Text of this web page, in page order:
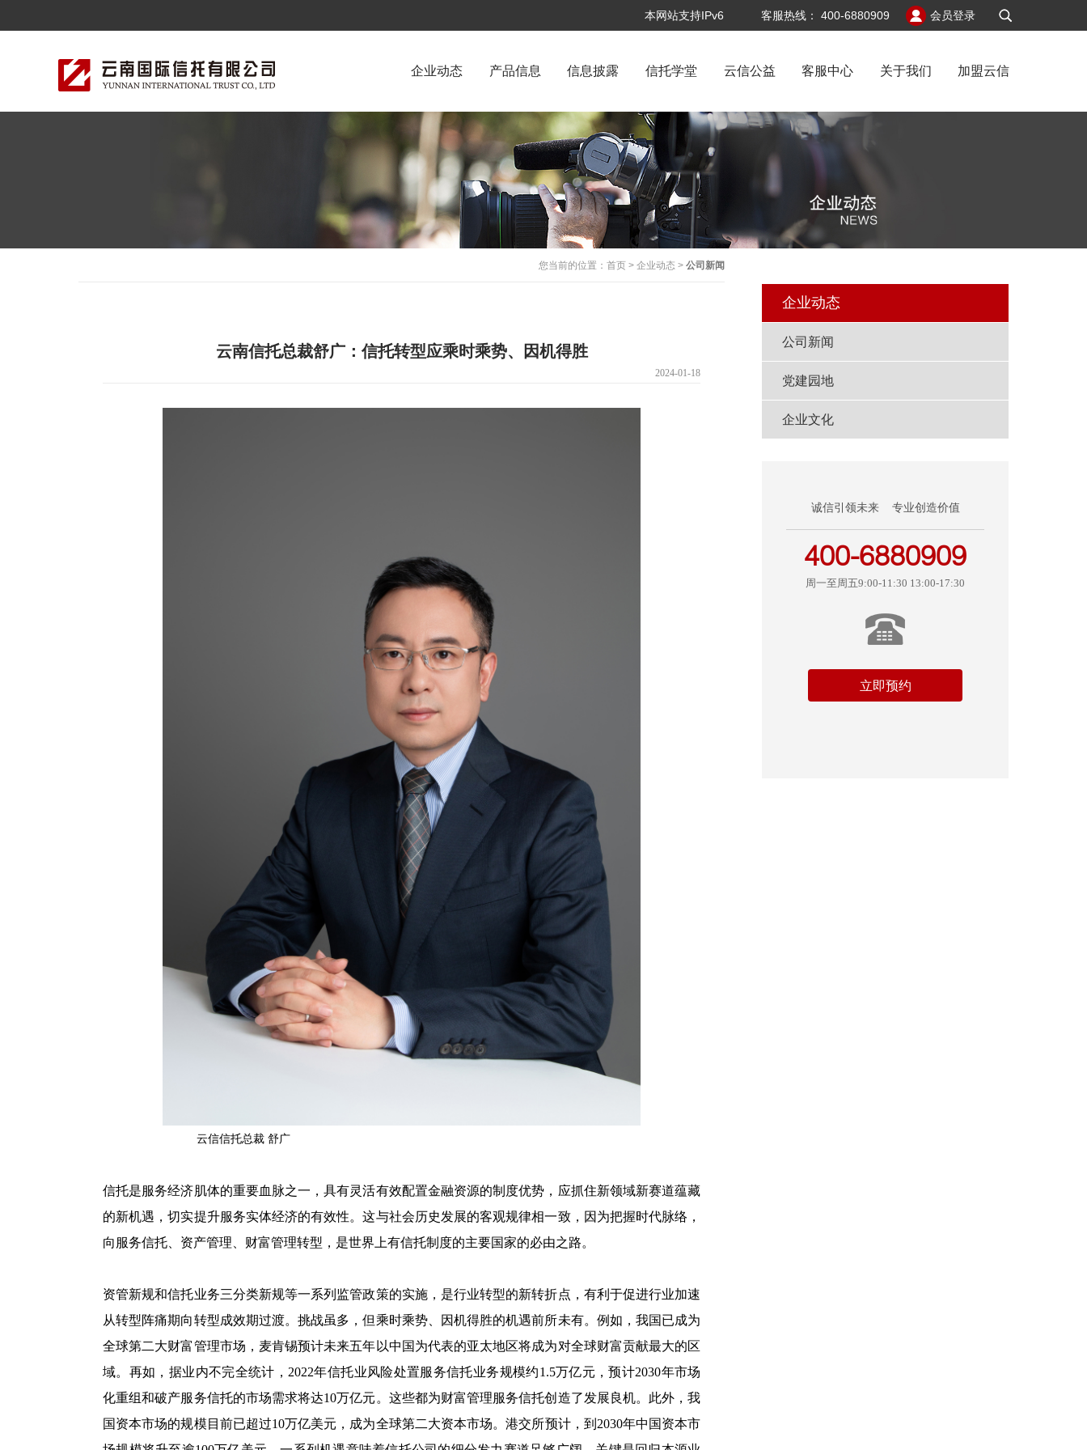
会员登录
客服热线： 400-6880909
本网站支持IPv6
企业动态 产品信息 信息披露 信托学堂 云信公益 客服中心 关于我们 加盟云信
您当前的位置：首页 >企业动态 >公司新闻
云南信托总裁舒广：信托转型应乘时乘势、因机得胜
2024-01-18
云信信托总裁 舒广
信托是服务经济肌体的重要血脉之一，具有灵活有效配置金融资源的制度优势，应抓住新领域新赛道蕴藏
的新机遇，切实提升服务实体经济的有效性。这与社会历史发展的客观规律相一致，因为把握时代脉络，
向服务信托、资产管理、财富管理转型，是世界上有信托制度的主要国家的必由之路。
资管新规和信托业务三分类新规等一系列监管政策的实施，是行业转型的新转折点，有利于促进行业加速
从转型阵痛期向转型成效期过渡。挑战虽多，但乘时乘势、因机得胜的机遇前所未有。例如，我国已成为
全球第二大财富管理市场，麦肯锡预计未来五年以中国为代表的亚太地区将成为对全球财富贡献最大的区
域。再如，据业内不完全统计，2022年信托业风险处置服务信托业务规模约1.5万亿元，预计2030年市场
化重组和破产服务信托的市场需求将达10万亿元。这些都为财富管理服务信托创造了发展良机。此外，我
国资本市场的规模目前已超过10万亿美元，成为全球第二大资本市场。港交所预计，到2030年中国资本市
企业动态
公司新闻
党建园地
企业文化
诚信引领未来 专业创造价值
400-6880909
周一至周五9:00-11:30 13:00-17:30
立即预约